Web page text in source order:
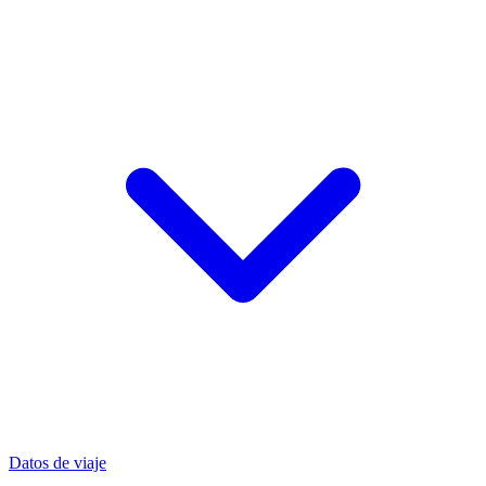
Datos de viaje